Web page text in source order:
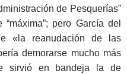
de Pesquerías”
pero García del
«la reanudación de las
demorarse mucho más
sirvió en bandeja la de